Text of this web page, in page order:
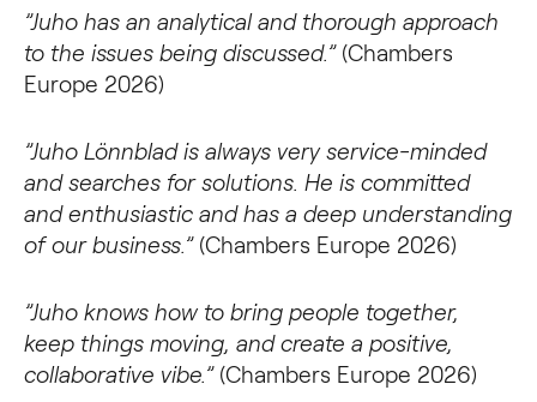
”Juho has an analytical and thorough approach
to the issues being discussed.”(Chambers
Europe 2026)
”Juho Lönnblad is always very service-minded
and searches for solutions. He is committed
and enthusiastic and has a deep understanding
of our business.”(Chambers Europe 2026)
”Juho knows how to bring people together,
keep things moving, and create a positive,
collaborative vibe.”(Chambers Europe 2026)